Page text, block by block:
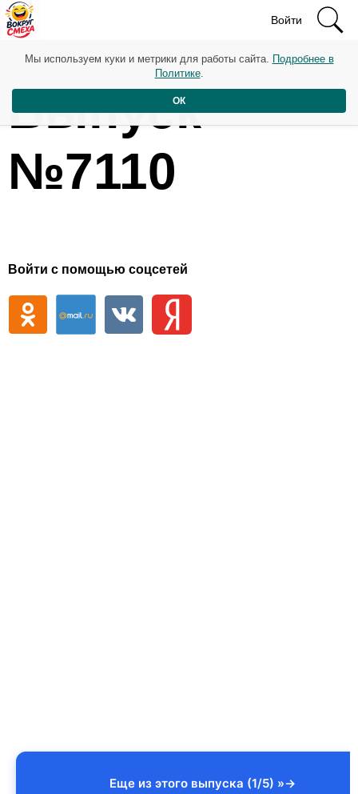
Войти
Выпуск
№7110
Войти с помощью соцсетей
Еще из этого выпуска (1/5) »
Мы используем куки и метрики для работы сайта. Подробнее в
Политике.
ОК